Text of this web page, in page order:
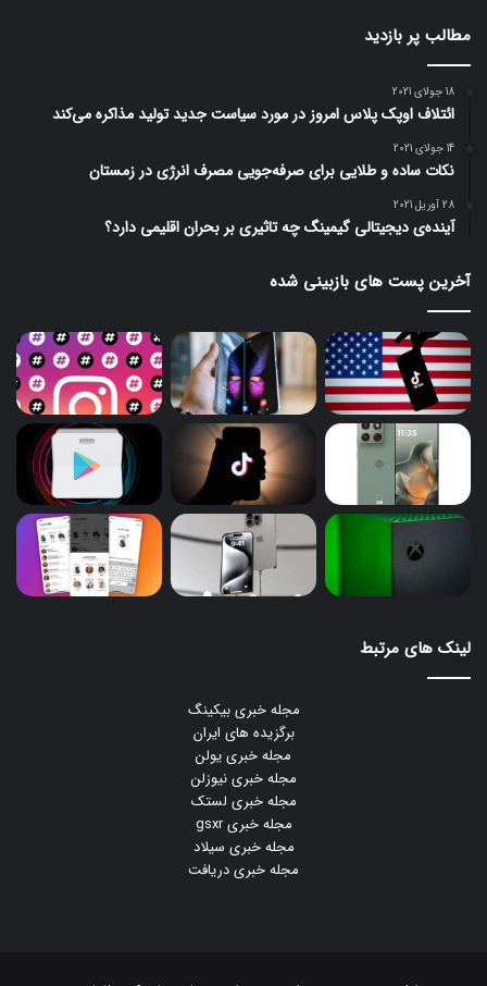
مطالب پر بازدید
18 جولای 2021
ائتلاف اوپک پلاس امروز در مورد سیاست جدید تولید مذاکره می‌کند
14 جولای 2021
نکات ساده و طلایی برای صرفه‌جویی مصرف انرژی در زمستان
28 آوریل 2021
آینده‌ی دیجیتالی گیمینگ چه تاثیری بر بحران اقلیمی دارد؟
آخرین پست های بازبینی شده
لینک های مرتبط
مجله خبری بیکینگ
برگزیده های ایران
مجله خبری یولن
مجله خبری نیوزلن
مجله خبری لستک
مجله خبری gsxr
مجله خبری سیلاد
مجله خبری دریافت